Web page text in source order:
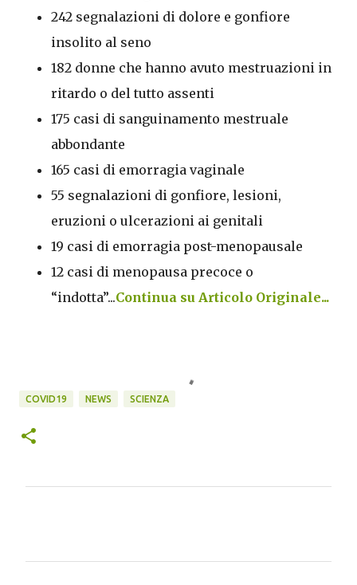
242 segnalazioni di dolore e gonfiore
insolito al seno
182 donne che hanno avuto mestruazioni in
ritardo o del tutto assenti
175 casi di sanguinamento mestruale
abbondante
165 casi di emorragia vaginale
55 segnalazioni di gonfiore, lesioni,
eruzioni o ulcerazioni ai genitali
19 casi di emorragia post-menopausale
12 casi di menopausa precoce o
“indotta”...Continua su Articolo Originale...
COVID19 NEWS SCIENZA